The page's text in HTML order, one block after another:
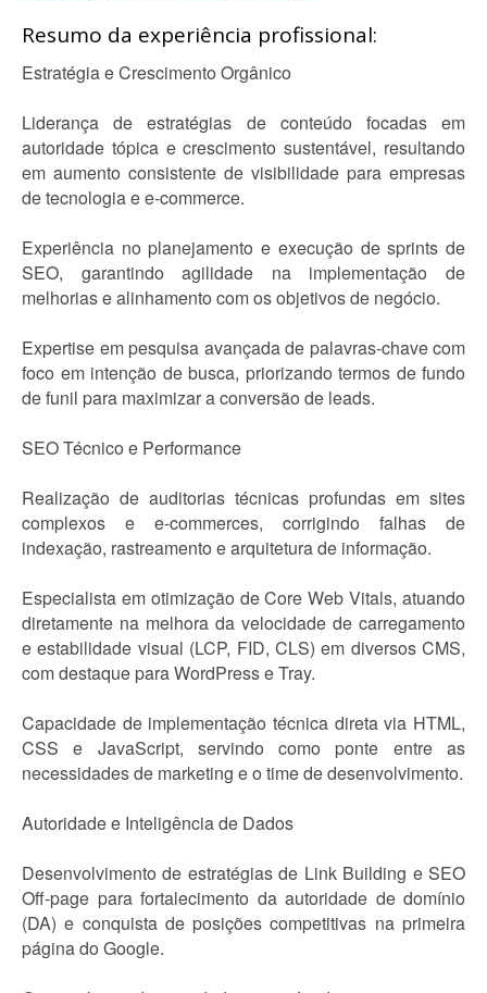
Resumo da experiência profissional:
Estratégia e Crescimento Orgânico
Liderança de estratégias de conteúdo focadas em
autoridade tópica e crescimento sustentável, resultando
em aumento consistente de visibilidade para empresas
de tecnologia e e-commerce.
Experiência no planejamento e execução de sprints de
SEO, garantindo agilidade na implementação de
melhorias e alinhamento com os objetivos de negócio.
Expertise em pesquisa avançada de palavras-chave com
foco em intenção de busca, priorizando termos de fundo
de funil para maximizar a conversão de leads.
SEO Técnico e Performance
Realização de auditorias técnicas profundas em sites
complexos e e-commerces, corrigindo falhas de
indexação, rastreamento e arquitetura de informação.
Especialista em otimização de Core Web Vitals, atuando
diretamente na melhora da velocidade de carregamento
e estabilidade visual (LCP, FID, CLS) em diversos CMS,
com destaque para WordPress e Tray.
Capacidade de implementação técnica direta via HTML,
CSS e JavaScript, servindo como ponte entre as
necessidades de marketing e o time de desenvolvimento.
Autoridade e Inteligência de Dados
Desenvolvimento de estratégias de Link Building e SEO
Off-page para fortalecimento da autoridade de domínio
(DA) e conquista de posições competitivas na primeira
página do Google.